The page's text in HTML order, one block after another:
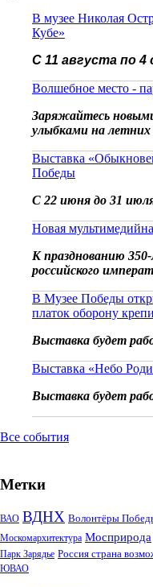
В музее Николая
Кубе»
С 11 августа по 4
Волшебное место -
Заряжайтесь
улыбками на летних
Выставка
Победы
С 22 июня до 31
Новая
К празднованию
российского
В Музее Победы
платок оборону
Выставка будет
Выставка «Небо
Выставка будет
Все события
Метки
ВАО ВДНХ Волонтёры
Москомархитектура Мосприрода
Парк Зарядье Россия страна
ЮВАО